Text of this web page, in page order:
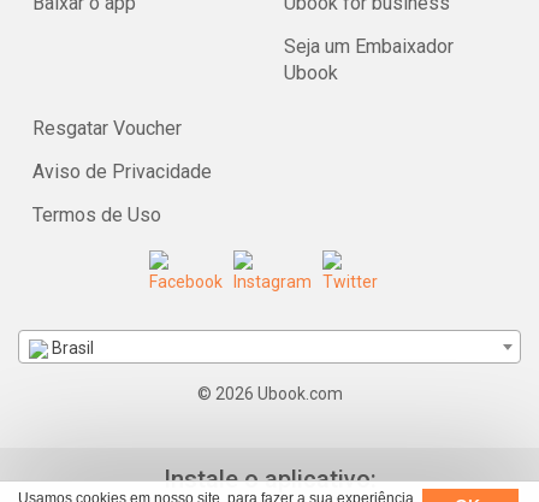
Usamos cookies em nosso site, para fazer a sua experiência
Seja um Embaixador
Ubook
Resgatar Voucher
Aviso de Privacidade
Termos de Uso
Brasil
© 2026 Ubook.com
Instale o aplicativo: